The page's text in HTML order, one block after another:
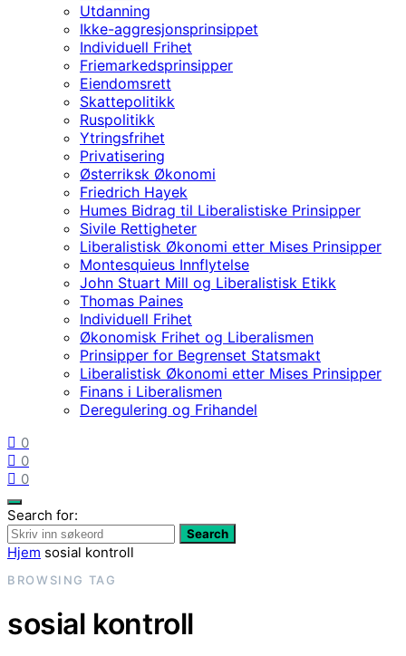
Utdanning
Ikke-aggresjonsprinsippet
Individuell Frihet
Friemarkedsprinsipper
Eiendomsrett
Skattepolitikk
Ruspolitikk
Ytringsfrihet
Privatisering
Østerriksk Økonomi
Friedrich Hayek
Humes Bidrag til Liberalistiske Prinsipper
Sivile Rettigheter
Liberalistisk Økonomi etter Mises Prinsipper
Montesquieus Innflytelse
John Stuart Mill og Liberalistisk Etikk
Thomas Paines
Individuell Frihet
Økonomisk Frihet og Liberalismen
Prinsipper for Begrenset Statsmakt
Liberalistisk Økonomi etter Mises Prinsipper
Finans i Liberalismen
Deregulering og Frihandel
0
0
0
Search for:
Search
Hjem sosial kontroll
BROWSING TAG
sosial kontroll